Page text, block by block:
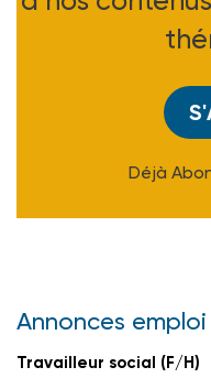
Déjà
Annonces emploi
Travailleur social (F/H)